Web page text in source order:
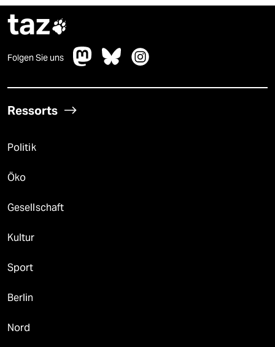
taz
Folgen Sie uns
Ressorts
Politik
Öko
Gesellschaft
Kultur
Sport
Berlin
Nord